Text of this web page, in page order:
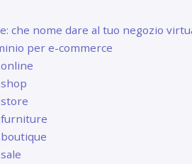
che nome dare al tuo negozio
per e-commerce